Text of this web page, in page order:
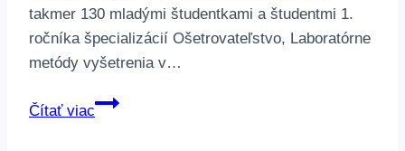
takmer 130 mladými študentkami a študentmi 1.
ročníka špecializácií Ošetrovateľstvo, Laboratórne
metódy vyšetrenia v…
Čítať viac
Výživa